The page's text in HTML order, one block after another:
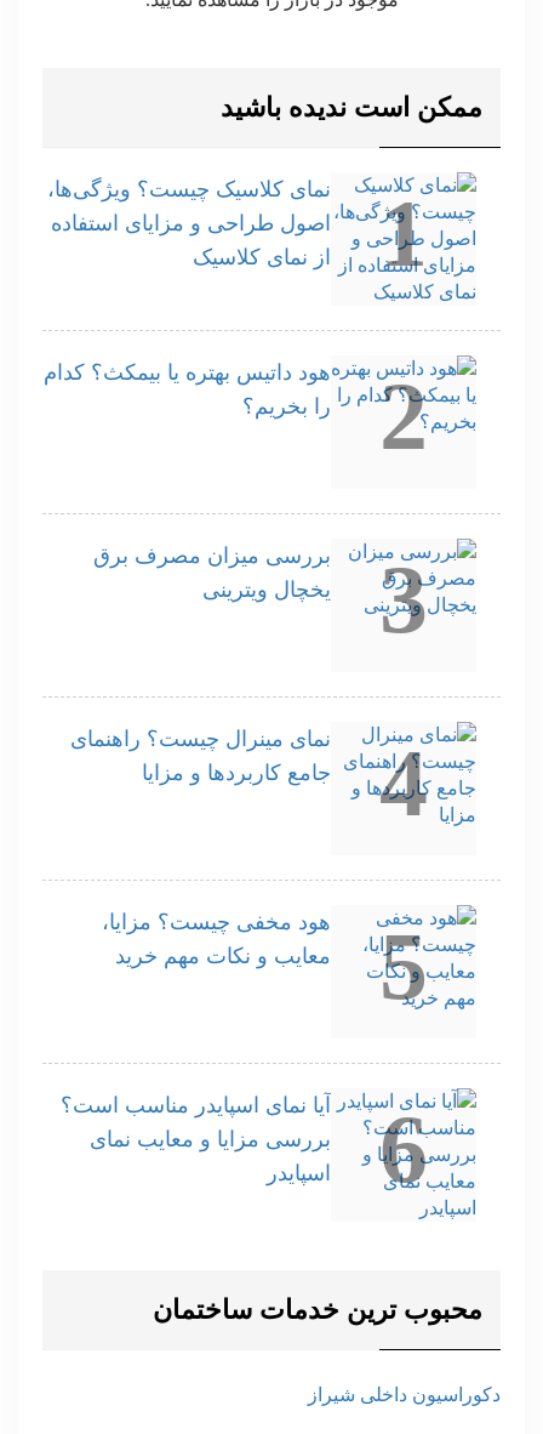
ممکن است ندیده باشید
1
نمای کلاسیک چیست؟ ویژگی‌ها،
اصول طراحی و مزایای استفاده
از نمای کلاسیک
2
هود داتیس بهتره یا بیمکث؟ کدام
را بخریم؟
3
بررسی میزان مصرف برق
یخچال ویترینی
4
نمای مینرال چیست؟ راهنمای
جامع کاربردها و مزایا
5
هود مخفی چیست؟ مزایا،
معایب و نکات مهم خرید
6
آیا نمای اسپایدر مناسب است؟
بررسی مزایا و معایب نمای
اسپایدر
محبوب ترین خدمات ساختمان
دکوراسیون داخلی شیراز